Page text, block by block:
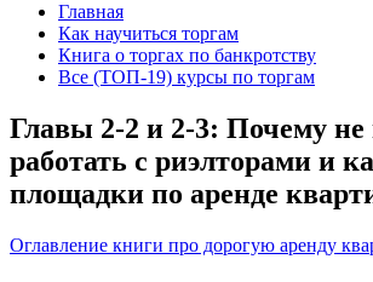
Главная
Как научиться торгам
Книга о торгах по банкротству
Все (ТОП-19) курсы по торгам
Главы 2-2 и 2-3: Почему не
работать с риэлторами и
площадки по аренде
Оглавление книги про дорогую аренду